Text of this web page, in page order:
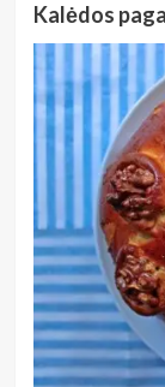
Kalėdos